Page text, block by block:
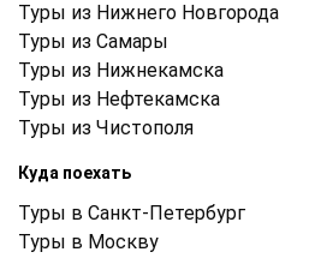
Туры из Нижнего Новгорода
Туры из Самары
Туры из Нижнекамска
Туры из Нефтекамска
Туры из Чистополя
Куда поехать
Туры в Санкт-Петербург
Туры в Москву